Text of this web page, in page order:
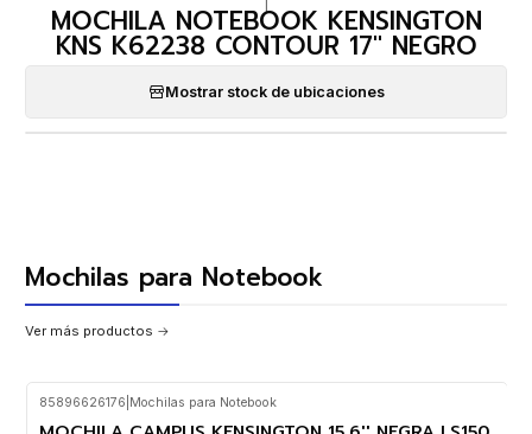
MOCHILA NOTEBOOK KENSINGTON
KNS K62238 CONTOUR 17'' NEGRO
Mostrar stock de ubicaciones
Mochilas para Notebook
Ver más productos
85896626176 Mochilas para Notebook